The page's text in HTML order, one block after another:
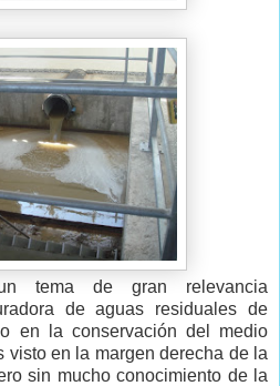
tema de gran relevancia
de aguas residuales de
en la conservación del medio
visto en la margen derecha de la
sin mucho conocimiento de la